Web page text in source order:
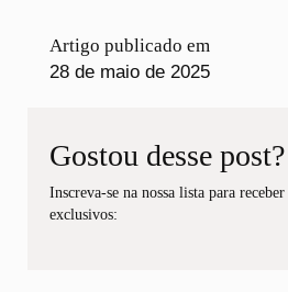
Artigo publicado em
28 de maio de 2025
Gostou desse post?
Inscreva-se na nossa lista para
exclusivos: